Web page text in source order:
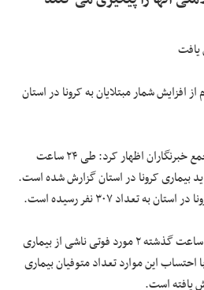
افزایش شمار مبتلایان به کرونا در استان
محمد کریمیان ظهر جمعه در جمع خبرنگاران اظهار کرد: طی ۲۴ ساعت
مثبت جدید بیماری کرونا در استان گزارش شده است.
به تعداد ۳۰۷ نفر رسیده است.
وی تصریح کرد: متاسفانه در ۲۴ ساعت گذشته ۲ مورد فوتی ناشی از بیماری
احتساب این موارد تعداد متوفیان بیماری